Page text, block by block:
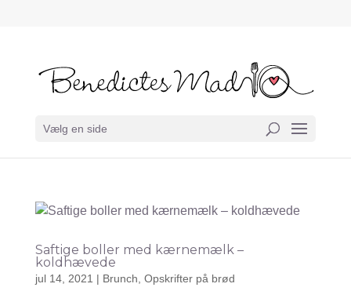
Vælg en side
Saftige boller med kærnemælk –
koldhævede
jul 14, 2021 | Brunch Opskrifter på brød